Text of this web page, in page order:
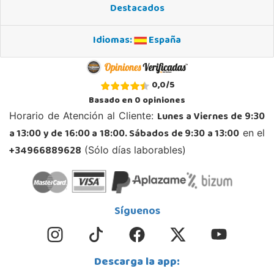
STOCK DISPONIBLE
Juguetilandia Andújar
Avda. Roma S/N
23740, Andújar
953 505 004
Localizar Tienda
Juguetilandia Armilla
Carretera Armilla 29, Urb. Porcegram, 2
Destacados
Idiomas:
España
0,0/5
Basado en0opiniones
Horario de Atención al Cliente: Lunes a Viernes de 9:30
a 13:00 y de 16:00 a 18:00. Sábados de 9:30 a 13:00 en el
+34966889628 (Sólo días laborables)
Síguenos
Descarga la app: